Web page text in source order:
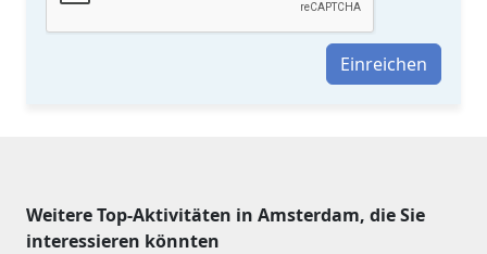
Einreichen
Weitere Top-Aktivitäten in Amsterdam, die Sie
interessieren könnten